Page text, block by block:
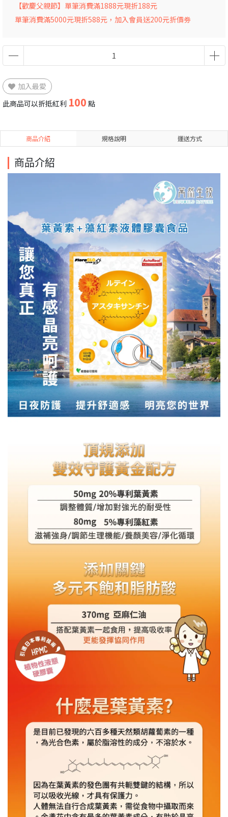
【歡慶父親節】單筆消費滿1888元現折188元
單筆消費滿5000元現折588元，加入會員送200元折價劵
加入最愛
此商品可以折抵紅利 100 點
商品介紹 規格說明 運送方式
商品介紹